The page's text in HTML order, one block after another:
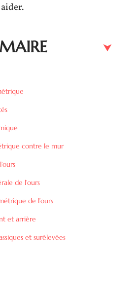
contre le mur
de l’ours
de l’ours
et arrière
et surélevées